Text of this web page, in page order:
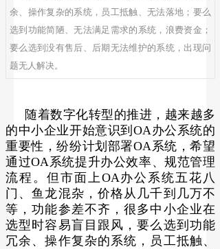
余、操作复杂的系统，员工抵触、无法落地；要么
选到功能简陋、无法满足需求的系统，浪费资金；
要么选到没有售后、后期无法维护的系统，出现问
题无人解决。
随着数字化转型的推进，越来越多
的中小企业开始意识到OA办公系统的
重要性，纷纷计划部署OA系统，希望
通过OA系统提升办公效率、规范管理
流程。但市面上OA办公系统五花八
门、鱼龙混杂，价格从几千到几万不
等，功能参差不齐，很多中小企业在
选型时容易盲目跟风，要么选到功能
冗余、操作复杂的系统，员工抵触、